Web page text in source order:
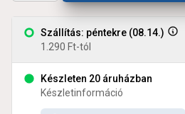
Szállítás: péntekre (08.14.)
1.290 Ft-tól
Készleten 20 áruházban
Készletinformáció